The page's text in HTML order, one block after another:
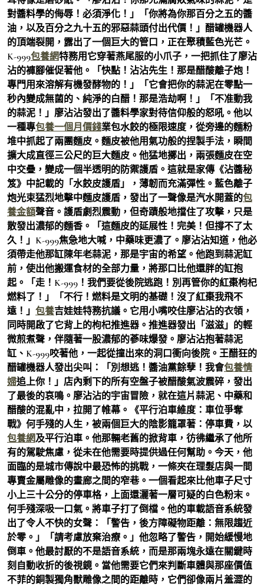
對醬料學的侮辱！必須淨化！」「你將為你那百分之五的醬
油，以及百分之九十五的邪惡蒜頭付出代價！」醋罐機器人
的頂端裂開，露出了一個巨大的管口，正在聚積藍色光芒。
K-999包養網特務用它穿著燕尾服的小爪子，一把抓住了廖沾
沾的褲腳催促著他。「快點！沾沾先生！那是醋酸離子炮！
專門用來溶解有機發酵物的！」「它會把你的蒜泥在零點一
秒內變成無菌的、純淨的白醋！那是浩劫啊！」「不准動我
的蒜泥！」廖沾沾發出了醬料學家對待信仰般的怒吼。他以
一種專包養一個月價錢業包水餃的極限速度，從旁邊的麵粉
堆中抓起了兩團麵皮。麵皮被他用氣功般的捏製手法，瞬間
擴大成直徑三公尺的巨大麵皮。他猛地擲出，兩張麵皮在空
中交疊，變成一個半透明的防禦護盾。這就是家傳《沾醬秘
笈》中記載的「水餃皮護盾」，薄韌而充滿彈性。藍色離子
炮光束猛烈地擊中麵皮護盾，發出了一聲像是汽水開蓋的包
養金額聲音。護盾劇烈震動，但奇蹟般地擋住了攻擊，只是
散發出濃郁的麵香。「這麵皮的延展性！完美！但撐不了太
久！」K-999焦急地大喊，中藥味更濃了。廖沾沾知道，他必
須帶走他那缸陳年老蒜泥，那是宇宙的希望。他跑到蒜泥缸
前，使出他搬運食材的全部力量，將那口比他還胖的缸抱
起。「走！K-999！我們要從後院逃跑！別再管你的紅棗枸杞
燃料了！」「不行！燃料是文明的基礎！沒了紅棗我飛不
遠！」 包養吉娃娃特務抗議。它用小嘴咬住廖沾沾的衣領，
同時開啟了它背上的枸杞推進器。推進器發出「滋滋」的輕
微煎煮聲，伴隨著一股濃郁的蔘味爆發。廖沾沾抱著蒜泥
缸、K-999咬著他，一起從撞出來的洞口衝向後院。王醋狂的
醋罐機器人發出尖叫：「別想逃！醬油黨餘孽！我會包養情
婦追上你！」店內剩下的所有空盤子被醋酸氣波震碎，發出
了最後的哀鳴。廖沾沾的宇宙冒險，就在這片蒜泥、中藥和
醋酸的混亂中，拉開了帷幕。《平行泊車維度：車位爭奪
戰》何手殘的人生，被兩個巨大的陰影籠罩著：停車費，以
包養網及平行泊車。他那輛老舊的掀背車，彷彿繼承了他所
有的駕駛焦慮，從未在他需要時提供過任何幫助。今天，他
面臨的是城市傳說中最恐怖的挑戰，一條夾在理髮店與一間
專賣金屬雕像的畫廊之間的窄巷。一個看起來比他車子尺寸
小上三十公分的停車格，上面還灑著一層可疑的白色粉末。
何手殘深吸一口氣。將車子打了倒檔。他的車載語音系統發
出了令人不快的女聲：「警告，後方障礙物距離：無限趨近
於零。」「請考慮放棄治療。」他忽略了警告，開始緩慢地
倒車。他最討厭的不是語音系統，而是那兩塊永遠在關鍵時
刻自動收折的後視鏡。當他需要它們來判斷車體與那座價值
不菲的銅製獨角獸雕像之間的距離時，它們卻像兩片羞澀的